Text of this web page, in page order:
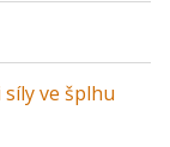
ve šplhu